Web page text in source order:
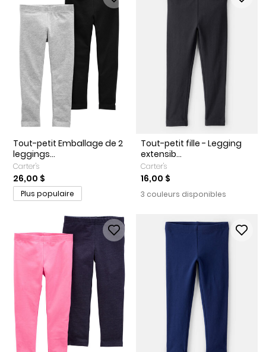
Tout-petit Emballage de 2
leggings...
Carter's
26,00 $
Plus populaire
Tout-petit fille - Legging
extensib...
Carter's
16,00 $
3 couleurs disponibles